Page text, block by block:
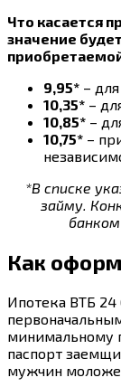
Что касается
значение
9,95* –
10,35* –
10,85* –
10,75* –
*В списке
займу.
Как
Ипотека ВТБ 24
минимальному
паспорт
мужчин моложе